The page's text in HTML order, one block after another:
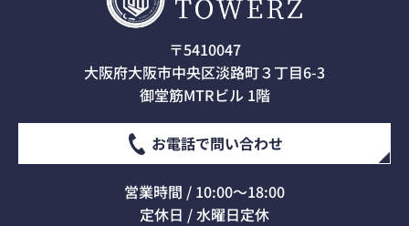
〒5410047
大阪府大阪市中央区淡路町３丁目6-3
御堂筋MTRビル 1階
お電話で問い合わせ
営業時間 / 10:00～18:00
定休日 / 水曜日定休